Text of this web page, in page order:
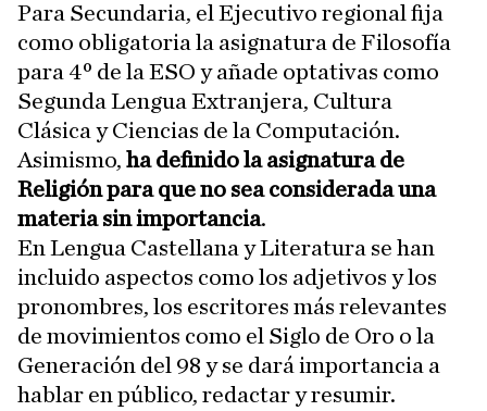
Para Secundaria, el Ejecutivo regional fija
como obligatoria la asignatura de Filosofía
para 4º de la ESO y añade optativas como
Segunda Lengua Extranjera, Cultura
Clásica y Ciencias de la Computación.
Asimismo, ha definido la asignatura de
Religión para que no sea considerada una
materia sin importancia.
En Lengua Castellana y Literatura se han
incluido aspectos como los adjetivos y los
pronombres, los escritores más relevantes
de movimientos como el Siglo de Oro o la
Generación del 98 y se dará importancia a
hablar en público, redactar y resumir.